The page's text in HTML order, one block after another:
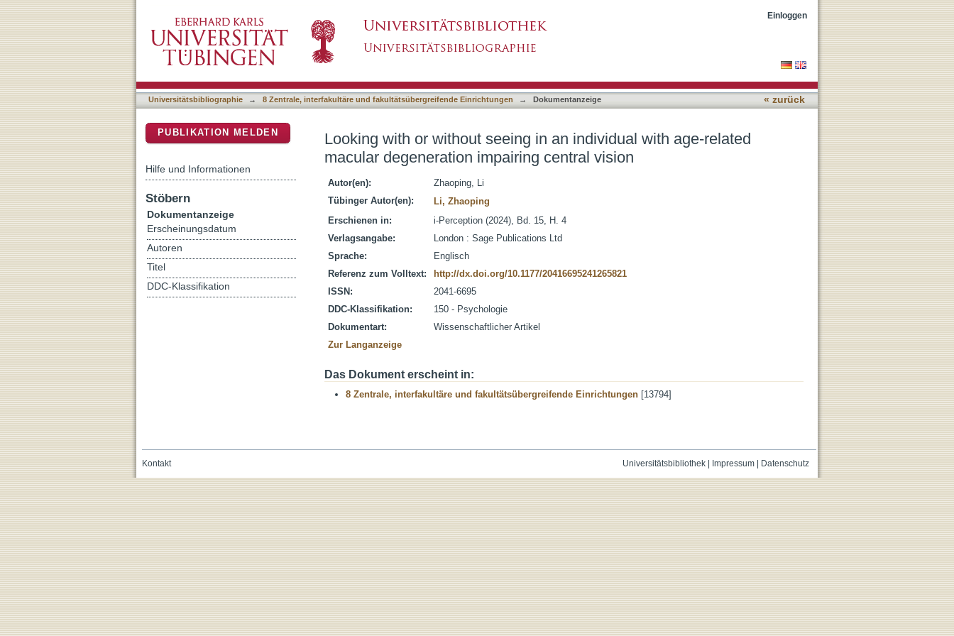
Looking with or without seeing in an individual with age-related macular degeneration impairing
central vision
Einloggen
Universitätsbibliographie → 8 Zentrale, interfakultäre und fakultätsübergreifende Einrichtungen → Dokumentanzeige « zurück
Looking with or without seeing in an individual with age-related
macular degeneration impairing central vision
Autor(en):
Zhaoping, Li
Tübinger Autor(en):
Li, Zhaoping
Erschienen in:
i-Perception (2024), Bd. 15, H. 4
Verlagsangabe:
London : Sage Publications Ltd
Sprache:
Englisch
Referenz zum Volltext:
http://dx.doi.org/10.1177/20416695241265821
ISSN:
2041-6695
DDC-Klassifikation:
150 - Psychologie
Dokumentart:
Wissenschaftlicher Artikel
Zur Langanzeige
Das Dokument erscheint in:
8 Zentrale, interfakultäre und fakultätsübergreifende Einrichtungen [13794]
PUBLIKATION MELDEN
Hilfe und Informationen
Stöbern
Dokumentanzeige
Erscheinungsdatum
Autoren
Titel
DDC-Klassifikation
Universitätsbibliothek| Impressum| Datenschutz
Kontakt